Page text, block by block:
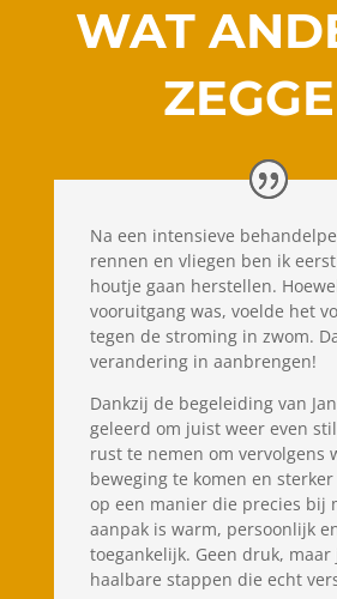
WAT
Na een intensieve
rennen en vliegen ben ik
houtje gaan herstellen.
vooruitgang was, voelde het
tegen de stroming in zwom.
verandering in aanbrengen!
Dankzij de begeleiding van
geleerd om juist weer even
rust te nemen om vervolgens
beweging te komen en
op een manier die precies bij
aanpak is warm, persoonlijk
toegankelijk. Geen druk,
haalbare stappen die echt